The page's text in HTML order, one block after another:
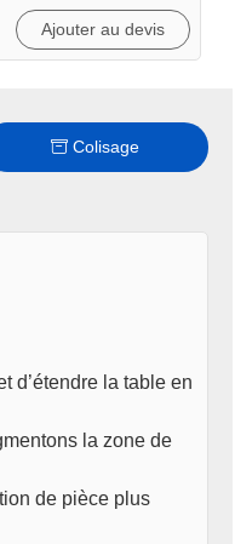
Ajouter au devis
Colisage
d’étendre la table en
la zone de
de pièce plus